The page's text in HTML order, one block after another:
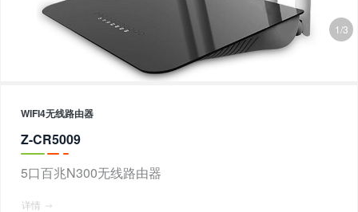
1/3
WIFI4无线路由器
Z-CR5009
5口百兆N300无线路由器
详情